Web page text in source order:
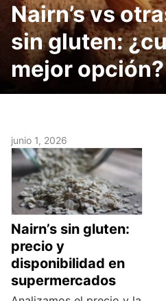
Nairn’s vs
sin gluten:
mejor opción?
junio 1, 2026
Nairn’s sin gluten:
precio y
disponibilidad en
supermercados